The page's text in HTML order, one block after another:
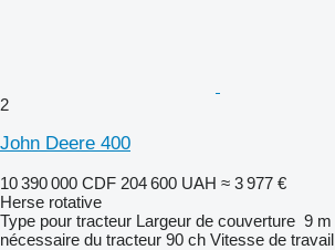
2
John Deere 400
10 390 000 CDF 204 600 UAH ≈ 3 977 €
Herse rotative
Type pour tracteur Largeur de couverture 9 m
nécessaire du tracteur 90 ch Vitesse de travail